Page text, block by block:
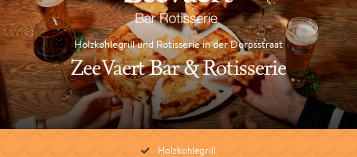
Holzkohlegrill und Rotisserie in der Dorpsstraat
ZeeVaert Bar & Rotisserie
Holzkohlegrill